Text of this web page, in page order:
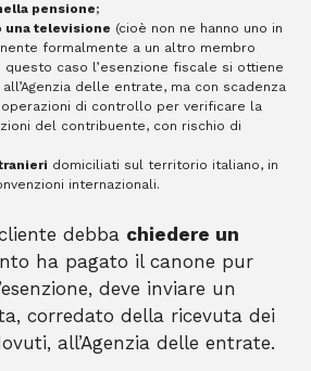
pensione;
una televisione (cioè non ne hanno uno in
formalmente a un altro membro
questo caso l’esenzione fiscale si ottiene
delle entrate, ma con scadenza
operazioni di controllo per verificare la
del contribuente, con rischio di
domiciliati sul territorio italiano, in
internazionali.
debba chiedere un
ha pagato il canone pur
deve inviare un
corredato della ricevuta dei
all’Agenzia delle entrate.